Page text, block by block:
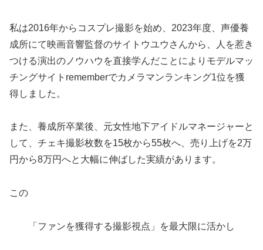
私は2016年からコスプレ撮影を始め、2023年度、声優養
成所にて映画音響監督のサイトウユウさんから、人を惹き
つける演出のノウハウを直接学んだことによりモデルマッ
チングサイトrememberでカメラマンランキング1位を獲
得しました。
また、養成所卒業後、元女性地下アイドルマネージャーと
して、チェキ撮影枚数を15枚から55枚へ、売り上げを2万
円から8万円へと大幅に伸ばした実績があります。
この
「ファンを獲得する撮影視点」を最大限に活かし